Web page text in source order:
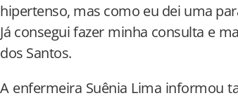
hipertenso, mas como eu dei uma
Já consegui fazer minha consulta e
dos Santos.
A enfermeira Suênia Lima informou